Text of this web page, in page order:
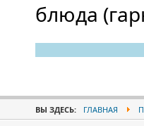
блюда
ВЫ ЗДЕСЬ: ГЛАВНАЯ